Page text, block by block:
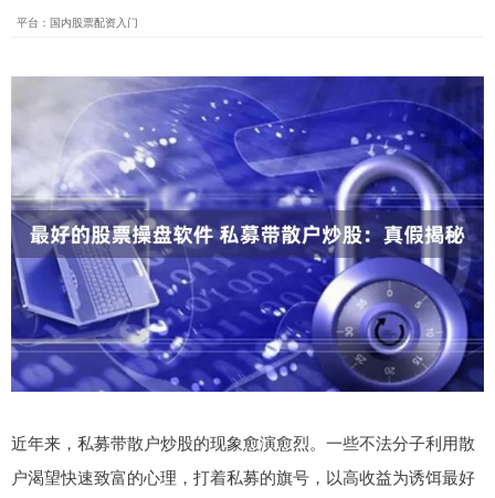
平台：国内股票配资入门
近年来，私募带散户炒股的现象愈演愈烈。一些不法分子利用散
户渴望快速致富的心理，打着私募的旗号，以高收益为诱饵最好